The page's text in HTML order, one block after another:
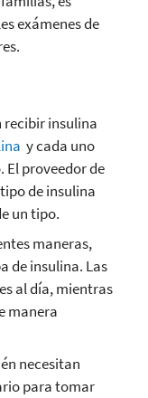
exámenes de
recibir insulina
y cada uno
El proveedor de
de insulina
un tipo.
maneras,
de insulina. Las
al día, mientras
manera
necesitan
para tomar